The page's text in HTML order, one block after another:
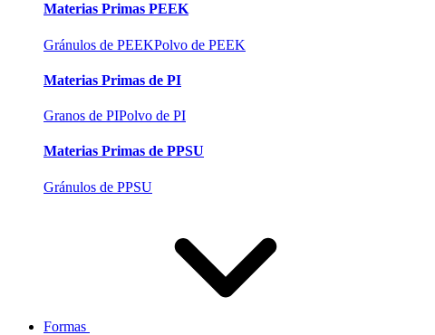
Materias Primas PEEK
Gránulos de PEEKPolvo de PEEK
Materias Primas de PI
Granos de PIPolvo de PI
Materias Primas de PPSU
Gránulos de PPSU
Formas